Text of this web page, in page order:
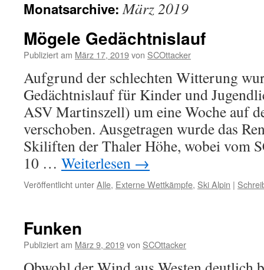
Monatsarchive:März 2019
Mögele Gedächtnislauf
Publiziert am März 17, 2019von SCOttacker
Aufgrund der schlechten Witterung
Gedächtnislauf für Kinder und
ASV Martinszell) um eine Woche auf
verschoben. Ausgetragen wurde das
Skiliften der Thaler Höhe, wobei vom
10 … Weiterlesen →
Veröffentlicht unterAlle, Externe Wettkämpfe, Ski Alpin |
Funken
Publiziert am März 9, 2019von SCOttacker